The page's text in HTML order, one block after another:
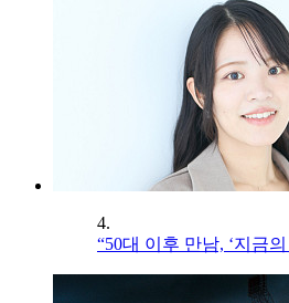
4.
“50대 이후 만남, ‘지금